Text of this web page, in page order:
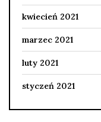
kwiecień 2021
marzec 2021
luty 2021
styczeń 2021